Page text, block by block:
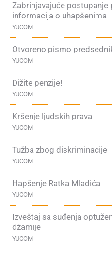
Zabrinjavajuće
informacija o uhapšenima
YUCOM
Otvoreno pismo
YUCOM
Dižite penzije!
YUCOM
Kršenje ljudskih prava
YUCOM
Tužba zbog diskriminacije
YUCOM
Hapšenje Ratka Mladića
YUCOM
Izveštaj sa suđenja
džamije
YUCOM